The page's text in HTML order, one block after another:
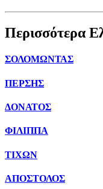
Περισσότερα
ΣΟΛΟΜΩΝΤΑΣ
ΠΕΡΣΗΣ
ΔΟΝΑΤΟΣ
ΦΙΛΙΠΠΑ
ΤΙΧΩΝ
ΑΠΟΣΤΟΛΟΣ